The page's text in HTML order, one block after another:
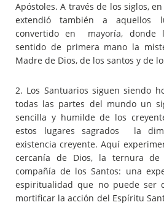
Apóstoles. A través de los siglos,
extendió también a aquellos
convertido en mayoría, donde
sentido de primera mano la
Madre de Dios, de los santos y de
2. Los Santuarios siguen siendo
todas las partes del mundo un
sencilla y humilde de los
estos lugares sagrados la
existencia creyente. Aquí
cercanía de Dios, la ternura
compañía de los Santos: una
espiritualidad que no puede ser
mortificar la acción del Espíritu